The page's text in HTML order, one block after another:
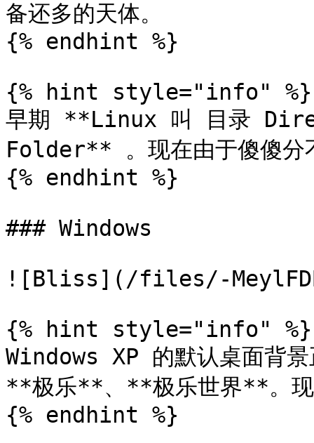
备还多的天体。
{% endhint %}
{% hint style="info" %}
早期 **Linux 叫 目录
Folder** 。现在由于傻傻分
{% endhint %}
### Windows
![Bliss](/files/-
{% hint style="info" %}
Windows XP 的默认桌面
**极乐**、**极乐世界**。现
{% endhint %}